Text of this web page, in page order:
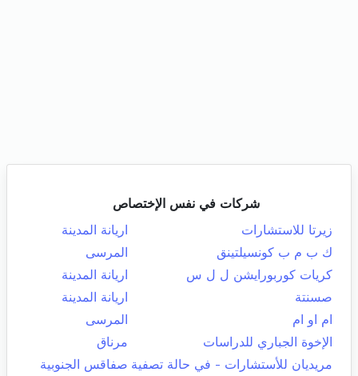
شركات في نفس الإختصاص
زيرتا للاستشارات
اريانة المدينة
ك ب م ب كونسيلتينق
المرسى
كريات كوربورايشن ل ل س
اريانة المدينة
صسنتة
اريانة المدينة
ام او ام
المرسى
الإخوة الجباري للدراسات
مرناق
مريديان للأستشارات - في حالة تصفية صفاقس الجنوبية